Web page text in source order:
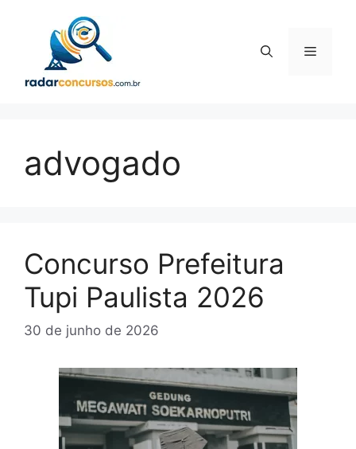
conteúdo
Menu
advogado
Concurso Prefeitura
Tupi Paulista 2026
30 de junho de 2026